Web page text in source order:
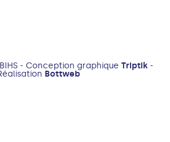
- Conception graphique Triptik -
Bottweb